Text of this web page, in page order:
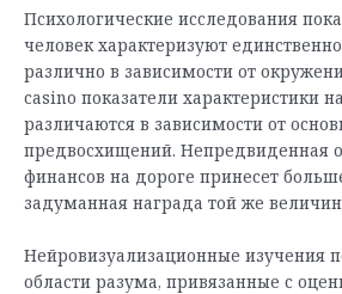
Психологические исследования
человек характеризуют
различно в зависимости от
casino показатели характеристики
различаются в зависимости от
предвосхищений. Непредвиденная
финансов на дороге принесет
задуманная награда той же
Нейровизуализационные изучения
области разума, привязанные с